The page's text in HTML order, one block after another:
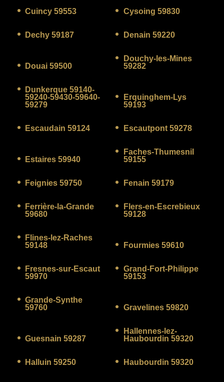
Cuincy 59553 Cysoing 59830
Dechy 59187 Denain 59220
Douai 59500
Douchy-les-Mines
59282
Dunkerque 59140-
59240-59430-59640-
59279
Erquinghem-Lys
59193
Escaudain 59124 Escautpont 59278
Estaires 59940
Faches-Thumesnil
59155
Feignies 59750 Fenain 59179
Ferrière-la-Grande
59680
Flers-en-Escrebieux
59128
Flines-lez-Raches
59148
Fourmies 59610
Fresnes-sur-Escaut
59970
Grand-Fort-Philippe
59153
Grande-Synthe
59760
Gravelines 59820
Guesnain 59287
Hallennes-lez-
Haubourdin 59320
Halluin 59250 Haubourdin 59320